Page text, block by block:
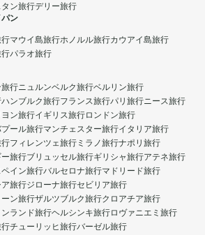
ン旅行デリー旅行
ン
マウイ島旅行ホノルル旅行カウアイ島旅行
パラオ旅行
旅行ニュルンベルク旅行ベルリン旅行
ハンブルク旅行フランス旅行パリ旅行ニース旅行
ヨン旅行イギリス旅行ロンドン旅行
プール旅行マンチェスター旅行イタリア旅行
フィレンツェ旅行 ミラノ旅行ナポリ旅行
旅行ブリュッセル旅行ギリシャ旅行アテネ旅行
ペイン旅行バルセロナ旅行マドリード旅行
旅行ジローナ旅行セビリア旅行
ーン旅行ザルツブルク旅行クロアチア旅行
ンランド旅行ヘルシンキ旅行ロヴァニエミ旅行
行チューリッヒ旅行バーゼル旅行